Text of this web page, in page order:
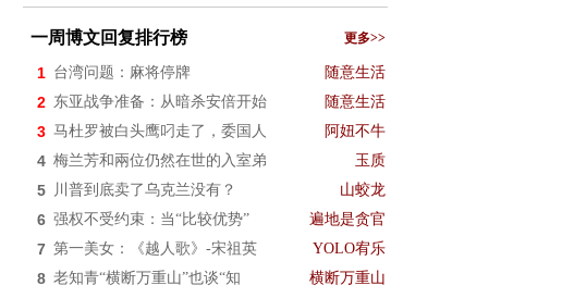
一周博文回复排行榜 更多>>
1 台湾问题：麻将停牌 随意生活
2 东亚战争准备：从暗杀安倍开始 随意生活
3 马杜罗被白头鹰叼走了，委国人 阿妞不牛
4 梅兰芳和兩位仍然在世的入室弟 玉质
5 川普到底卖了乌克兰没有？ 山蛟龙
6 强权不受约束：当“比较优势” 遍地是贪官
7 第一美女：《越人歌》-宋祖英 YOLO宥乐
8 老知青“横断万重山”也谈“知 横断万重山